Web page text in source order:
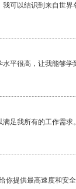
可以结识到来自世界
平很高，让我能够学
足我所有的工作需
你提供最高速度和安